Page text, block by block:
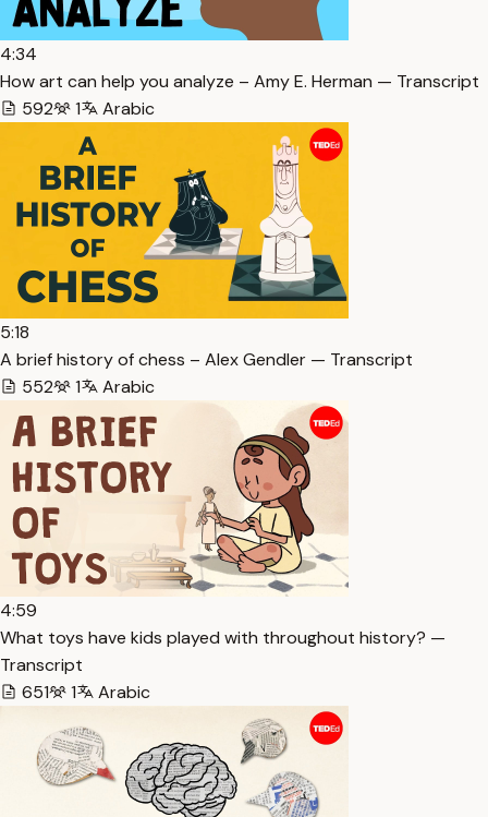
4:34
How art can help you analyze – Amy E. Herman — Transcript
592
1 Arabic
5:18
A brief history of chess – Alex Gendler — Transcript
552
1 Arabic
4:59
What toys have kids played with throughout history? —
Transcript
651
1 Arabic